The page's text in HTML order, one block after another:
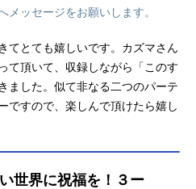
メッセージをお願いします。
てとても嬉しいです。カズマさん
て頂いて、収録しながら「このす
ました。似て非なる二つのパーテ
ですので、楽しんで頂けたら嬉し
世界に祝福を！３ー